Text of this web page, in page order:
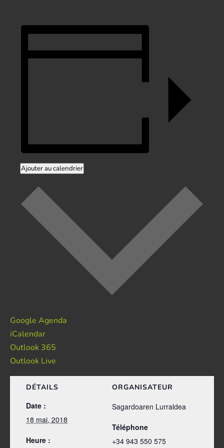
Ajouter au calendrier
Google Agenda
iCalendar
Outlook 365
Outlook Live
DÉTAILS
Date :
18 mai, 2018
Heure :
ORGANISATEUR
Sagardoaren Lurraldea
Téléphone
+34 943 550 575